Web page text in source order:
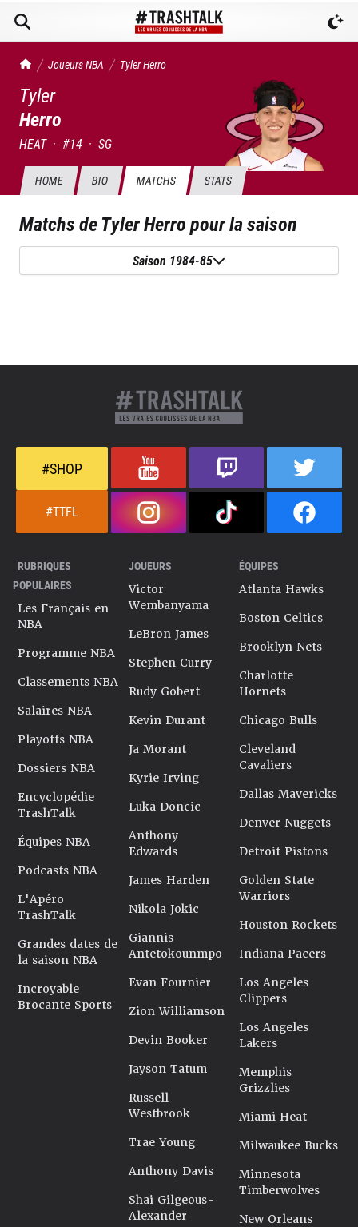
TrashTalk Actu NBA
Joueurs NBA TylerHerro
Tyler
Herro
HEAT · #14 · SG
HOME BIO MATCHS STATS
Matchs deTyler Herropour la saison
Saison 1984-85
#SHOP
#TTFL
RUBRIQUES
POPULAIRES
Les Français en
NBA
Programme NBA
Classements NBA
Salaires NBA
Playoffs NBA
Dossiers NBA
Encyclopédie
TrashTalk
Équipes NBA
Podcasts NBA
L'Apéro
TrashTalk
Grandes dates de
la saison NBA
Incroyable
Brocante Sports
JOUEURS
Victor
Wembanyama
LeBron James
Stephen Curry
Rudy Gobert
Kevin Durant
Ja Morant
Kyrie Irving
Luka Doncic
Anthony
Edwards
James Harden
Nikola Jokic
Giannis
Antetokounmpo
Evan Fournier
Zion Williamson
Devin Booker
Jayson Tatum
Russell
Westbrook
Trae Young
Anthony Davis
Shai Gilgeous-
Alexander
ÉQUIPES
Atlanta Hawks
Boston Celtics
Brooklyn Nets
Charlotte
Hornets
Chicago Bulls
Cleveland
Cavaliers
Dallas Mavericks
Denver Nuggets
Detroit Pistons
Golden State
Warriors
Houston Rockets
Indiana Pacers
Los Angeles
Clippers
Los Angeles
Lakers
Memphis
Grizzlies
Miami Heat
Milwaukee Bucks
Minnesota
Timberwolves
New Orleans